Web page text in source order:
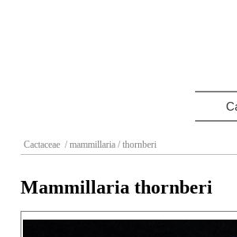
Cactaceae / mammillaria / thornberi
Mammillaria thornberi